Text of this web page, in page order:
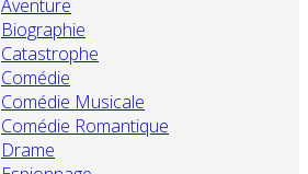
Aventure
Biographie
Catastrophe
Comédie
Comédie Musicale
Comédie Romantique
Drame